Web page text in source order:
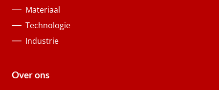
Materiaal
Technologie
Industrie
Over ons